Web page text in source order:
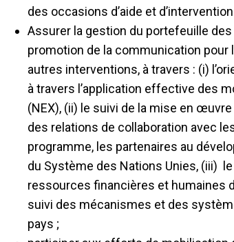
des occasions d’aide et
Assurer la gestion du portefeuille des
promotion de la communication
autres interventions, à travers : (i)
à travers l’application effective des
(NEX), (ii) le suivi de la mise en
des relations de collaboration avec
programme, les partenaires au
du Système des Nations Unies, (iii)
ressources financières et humaines
suivi des mécanismes et des
pays ;